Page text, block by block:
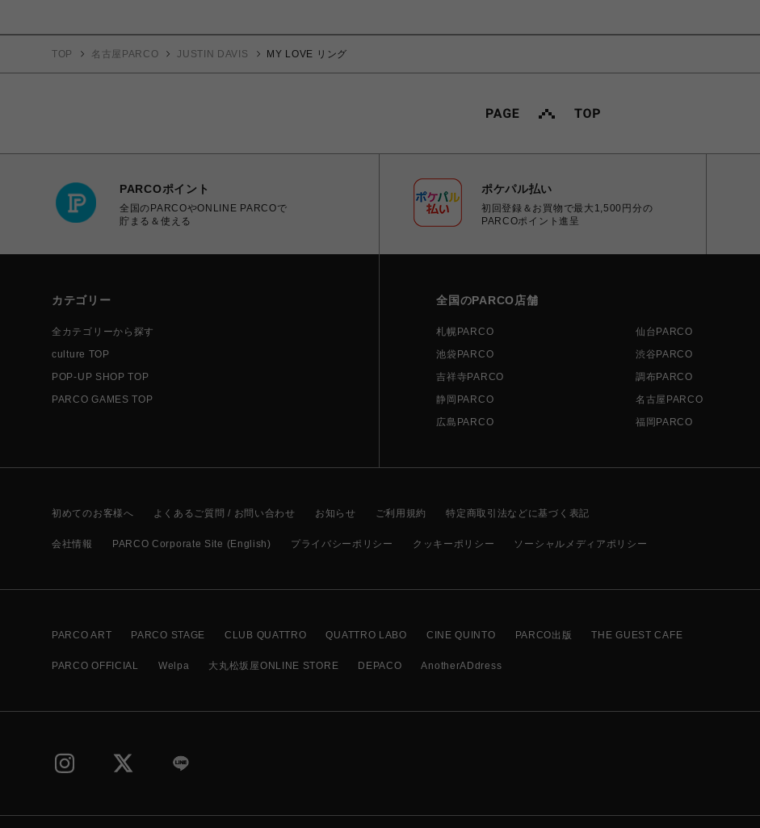
TOP 名古屋PARCO JUSTIN DAVIS MY LOVE リング
PARCOポイント
全国のPARCOやONLINE PARCOで
貯まる＆使える
ポケパル払い
初回登録＆お買物で最大1,500円分の
PARCOポイント進呈
カテゴリー
全カテゴリーから探す
culture TOP
POP-UP SHOP TOP
PARCO GAMES TOP
全国のPARCO店舗
札幌PARCO 仙台PARCO
池袋PARCO
渋谷PARCO
吉祥寺PARCO
調布PARCO
静岡PARCO
名古屋PARCO
広島PARCO
福岡PARCO
初めてのお客様へ よくあるご質問 / お問い合わせ お知らせ ご利用規約 特定商取引法などに基づく表記
会社情報 PARCO Corporate Site (English) プライバシーポリシー クッキーポリシー ソーシャルメディアポリシー
PARCO ART PARCO STAGE CLUB QUATTRO QUATTRO LABO CINE QUINTO PARCO出版 THE GUEST CAFE
PARCO OFFICIAL Welpa 大丸松坂屋ONLINE STORE DEPACO AnotherADdress